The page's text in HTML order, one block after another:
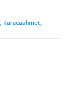
karacaahmet,